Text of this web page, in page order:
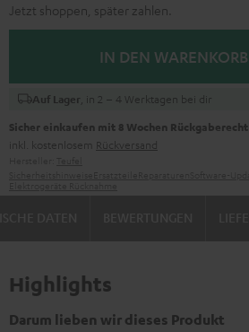
Jetzt shoppen, später zahlen.
IN DEN WARENKORB
Auf Lager , in 2 – 4 Werktagen bei dir
Sicher einkaufen mit 8 Wochen Rückgaberecht
inkl. kostenlosem Rückversand
Highlights
Darum lieben wir dieses Produkt